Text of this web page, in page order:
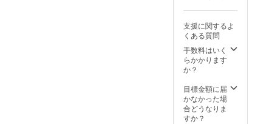
自身、もしくは
身近にいるだっ
きゅうちゃんに
プレゼントした
い場合にはメー
ルにてご注文を
承りますのでよ
たします。 ※５
年以内に一人も
マッチングしな
かった場合、ま
支援に関するよ
くある質問
手数料はいく
らかかります
か？
目標金額に届
かなかった場
合どうなりま
すか？